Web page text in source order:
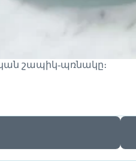
շապիկ-պռնակը։